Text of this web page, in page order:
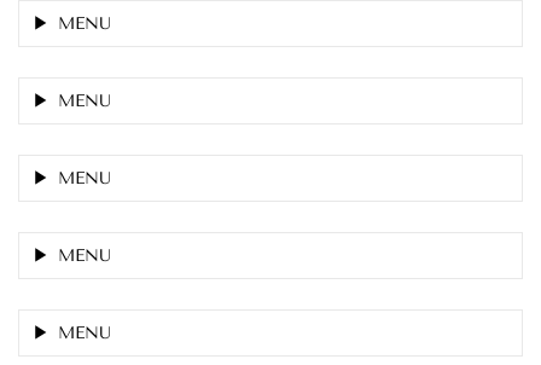
MENU
MENU
MENU
MENU
MENU